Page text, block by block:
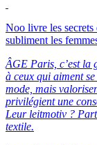
Noo livre les secrets
subliment les
ÂGE Paris, c’est la
à ceux qui aiment
mode, mais
privilégient une
Leur leitmotiv ?
textile.